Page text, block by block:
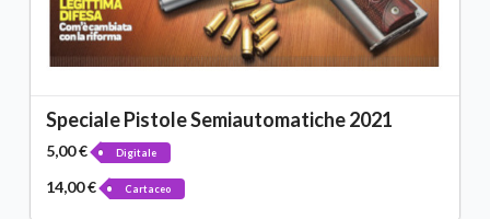
Speciale Pistole Semiautomatiche 2021
5,00 € Digitale
14,00 € Cartaceo